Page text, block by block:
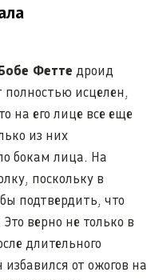
Фетте дроид
полностью исцелен,
на его лице все еще
из них
бокам лица. На
поскольку в
подтвердить, что
верно не только в
длительного
от ожогов на